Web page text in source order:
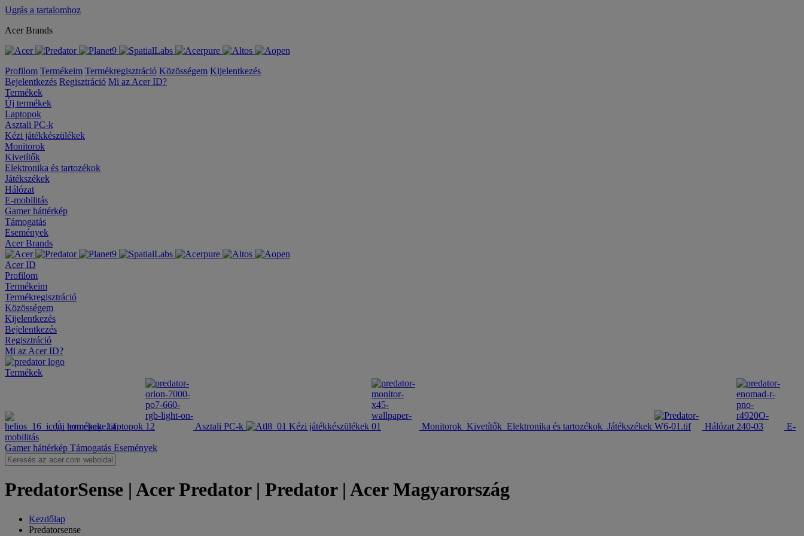
Ugrás a tartalomhoz
Acer Brands
Profilom Termékeim Termékregisztráció Közösségem Kijelentkezés
Bejelentkezés Regisztráció Mi az Acer ID?
Termékek
Új termékek
Laptopok
Asztali PC-k
Kézi játékkészülékek
Monitorok
Kivetítők
Elektronika és tartozékok
Játékszékek
Hálózat
E-mobilitás
Gamer háttérkép
Támogatás
Események
Acer Brands
Acer ID
Profilom
Termékeim
Termékregisztráció
Közösségem
Kijelentkezés
Bejelentkezés
Regisztráció
Mi az Acer ID?
Termékek
Új termékek Laptopok Asztali PC-k Kézi játékkészülékek Monitorok Kivetítők Elektronika és tartozékok Játékszékek Hálózat
E-
mobilitás
Gamer háttérkép Támogatás Események
PredatorSense | Acer Predator | Predator | Acer Magyarország
Kezdőlap
Predatorsense